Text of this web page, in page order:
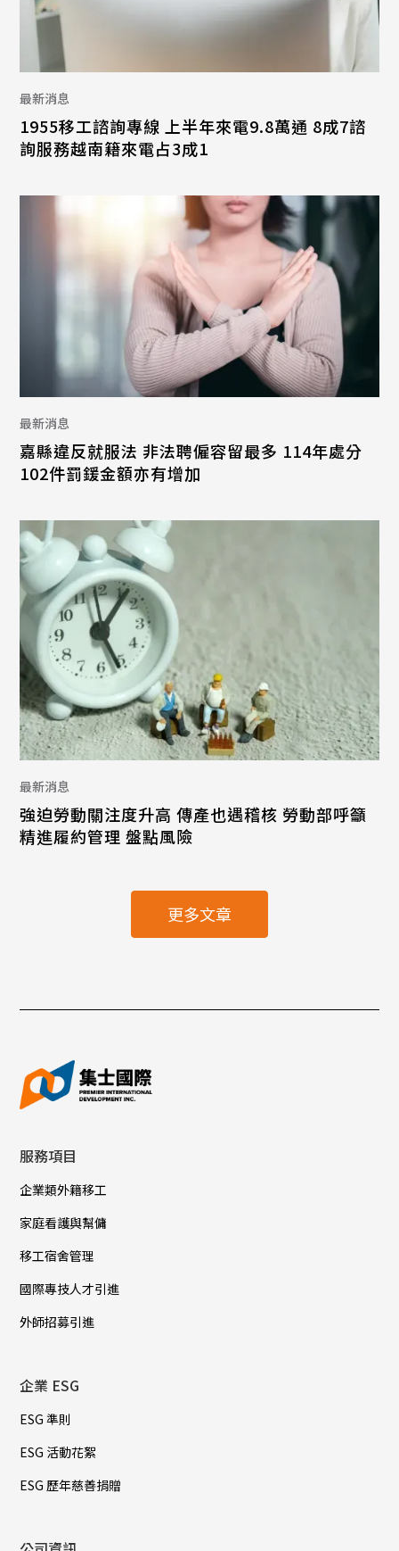
最新消息
1955移工諮詢專線 上半年來電9.8萬通 8成7諮
詢服務越南籍來電占3成1
最新消息
嘉縣違反就服法 非法聘僱容留最多 114年處分
102件罰鍰金額亦有增加
最新消息
強迫勞動關注度升高 傳產也遇稽核 勞動部呼籲
精進履約管理 盤點風險
更多文章
服務項目
企業類外籍移工
家庭看護與幫傭
移工宿舍管理
國際專技人才引進
外師招募引進
企業 ESG
ESG 準則
ESG 活動花絮
ESG 歷年慈善捐贈